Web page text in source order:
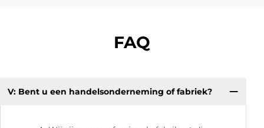
FAQ
V: Bent u een handelsonderneming of fabriek?